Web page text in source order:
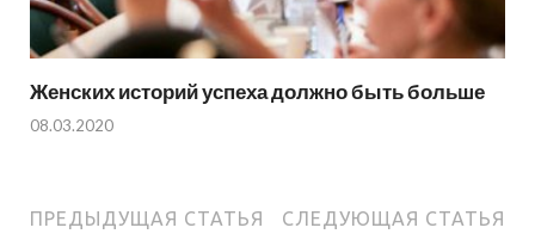
Женских историй успеха должно быть больше
08.03.2020
ПРЕДЫДУЩАЯ СТАТЬЯ СЛЕДУЮЩАЯ СТАТЬЯ